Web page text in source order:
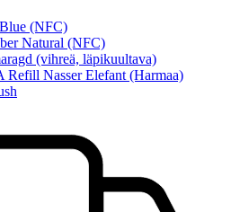
(NFC)
Natural (NFC)
(vihreä, läpikuultava)
Nasser Elefant (Harmaa)